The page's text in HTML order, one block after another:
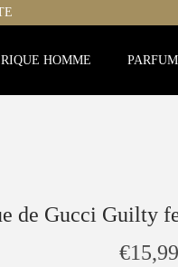
HOMME
de Gucci Guilty
€15,99